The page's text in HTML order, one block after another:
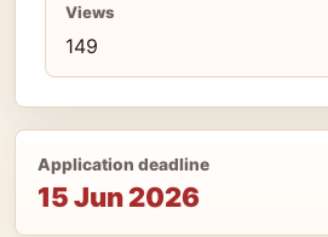
Views
149
Application deadline
15 Jun 2026